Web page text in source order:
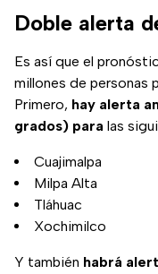
Doble alerta
Es así que el
millones de personas
Primero, hay alerta
grados) para las
Cuajimalpa
Milpa Alta
Tláhuac
Xochimilco
Y también habrá